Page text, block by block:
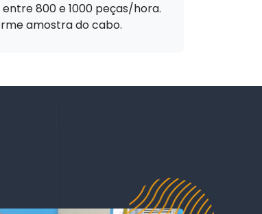
800 e 1000 peças/hora.
amostra do cabo.